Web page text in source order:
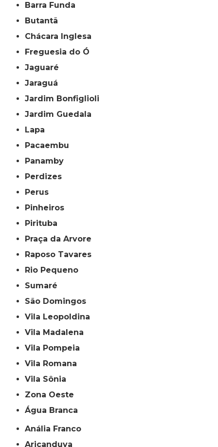
Barra Funda
Butantã
Chácara Inglesa
Freguesia do Ó
Jaguaré
Jaraguá
Jardim Bonfiglioli
Jardim Guedala
Lapa
Pacaembu
Panamby
Perdizes
Perus
Pinheiros
Pirituba
Praça da Arvore
Raposo Tavares
Rio Pequeno
Sumaré
São Domingos
Vila Leopoldina
Vila Madalena
Vila Pompeia
Vila Romana
Vila Sônia
Zona Oeste
Água Branca
Anália Franco
Aricanduva